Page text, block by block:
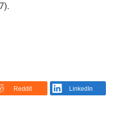
Reddit LinkedIn